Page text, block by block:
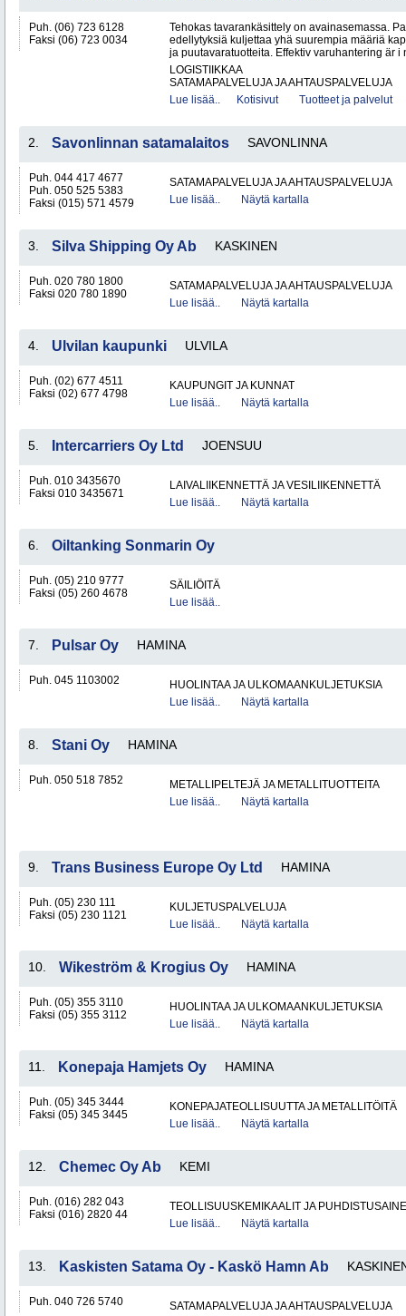
Puh. (06) 723 6128
Faksi (06) 723 0034
Tehokas tavarankäsittely on avainasemassa.
edellytyksiä kuljettaa yhä suurempia määriä
ja puutavaratuotteita. Effektiv varuhantering är i
LOGISTIIKKAA
SATAMAPALVELUJA JA AHTAUSPALVELUJA
Lue lisää..
Kotisivut Tuotteet ja palvelut
2. Savonlinnan satamalaitos SAVONLINNA
Puh. 044 417 4677
Puh. 050 525 5383
Faksi (015) 571 4579
SATAMAPALVELUJA JA AHTAUSPALVELUJA
Lue lisää..
Näytä kartalla
3. Silva Shipping Oy Ab KASKINEN
Puh. 020 780 1800
Faksi 020 780 1890
SATAMAPALVELUJA JA AHTAUSPALVELUJA
Lue lisää..
Näytä kartalla
4. Ulvilan kaupunki ULVILA
Puh. (02) 677 4511
Faksi (02) 677 4798
KAUPUNGIT JA KUNNAT
Lue lisää..
Näytä kartalla
5. Intercarriers Oy Ltd JOENSUU
Puh. 010 3435670
Faksi 010 3435671
LAIVALIIKENNETTÄ JA VESILIIKENNETTÄ
Lue lisää..
Näytä kartalla
6. Oiltanking Sonmarin Oy
Puh. (05) 210 9777
Faksi (05) 260 4678
SÄILIÖITÄ
Lue lisää..
7. Pulsar Oy HAMINA
Puh. 045 1103002
HUOLINTAA JA ULKOMAANKULJETUKSIA
Lue lisää..
Näytä kartalla
8. Stani Oy HAMINA
Puh. 050 518 7852
METALLIPELTEJÄ JA METALLITUOTTEITA
Lue lisää..
Näytä kartalla
9. Trans Business Europe Oy Ltd HAMINA
Puh. (05) 230 111
Faksi (05) 230 1121
KULJETUSPALVELUJA
Lue lisää..
Näytä kartalla
10. Wikeström & Krogius Oy HAMINA
Puh. (05) 355 3110
Faksi (05) 355 3112
HUOLINTAA JA ULKOMAANKULJETUKSIA
Lue lisää..
Näytä kartalla
11. Konepaja Hamjets Oy HAMINA
Puh. (05) 345 3444
Faksi (05) 345 3445
KONEPAJATEOLLISUUTTA JA METALLITÖITÄ
Lue lisää..
Näytä kartalla
12. Chemec Oy Ab KEMI
Puh. (016) 282 043
Faksi (016) 2820 44
TEOLLISUUSKEMIKAALIT JA
Lue lisää..
Näytä kartalla
13. Kaskisten Satama Oy - Kaskö Hamn Ab
Puh. 040 726 5740
SATAMAPALVELUJA JA AHTAUSPALVELUJA